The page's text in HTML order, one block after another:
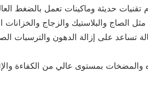
حديثة وماكينات تعمل بالضغط
الصاج والبلاستيك والزجاج والخزانات
تساعد على إزالة الدهون والترسبات
والمضخات بمستوى عالي من الكفاءة